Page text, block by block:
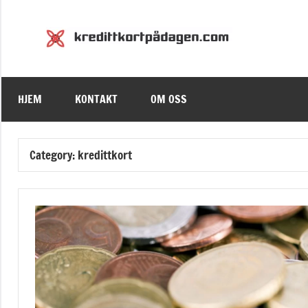
HJEM KONTAKT OM OSS
Category: kredittkort